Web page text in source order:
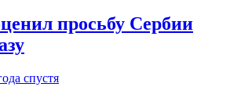
просьбу Сербии
спустя